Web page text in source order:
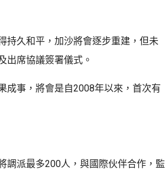
持久和平，加沙將會逐步重建，但未
出席協議簽署儀式。
成事，將會是自2008年以來，首次有
調派最多200人，與國際伙伴合作，監